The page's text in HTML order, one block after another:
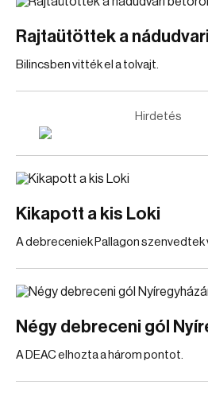
Rajtaütöttek a
Bilincsben vitték el a tolvajt.
Hirdetés
Kikapott a kis Loki
A debreceniek Pallagon
Négy debreceni gól
A DEAC elhozta a három pontot.